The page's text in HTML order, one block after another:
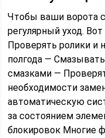
Чтобы ваши ворота
регулярный уход.
Проверять ролики и
полгода —
смазками —
необходимости
автоматическую
за состоянием
блокировок Многие